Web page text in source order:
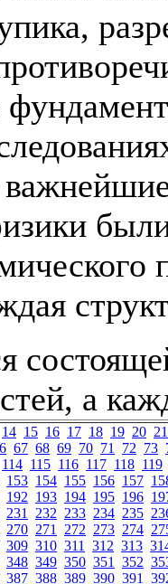
а
14 15 16 17 18 19 20 21
67 68 69 70 71 72 73
114 115 116 117 118 119
153 154 155 156 157
192 193 194 195 196
231 232 233 234 235
270 271 272 273 274
309 310 311 312 313
348 349 350 351 352
387 388 389 390 391